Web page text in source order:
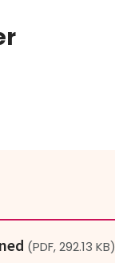
(PDF, 292.13 KB)